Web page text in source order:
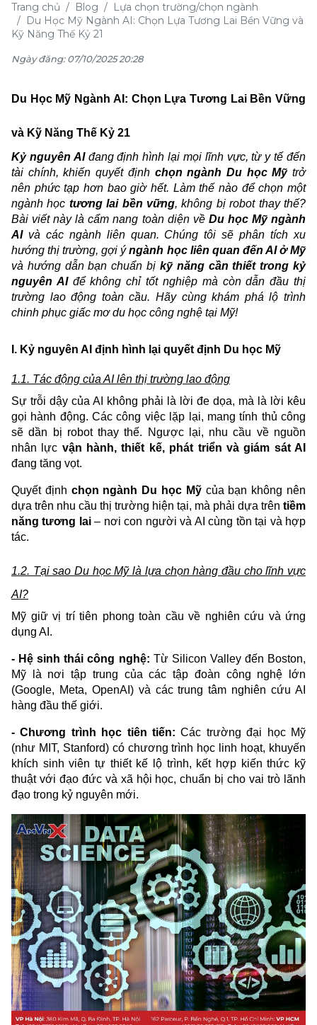
Trang chủ Blog
Lựa chọn trường/chọn ngành
Du Học Mỹ Ngành AI: Chọn Lựa Tương Lai Bền Vững và
Kỹ Năng Thế Kỷ 21
Ngày đăng: 07/10/2025 20:28
Du Học Mỹ Ngành AI: Chọn Lựa Tương Lai Bền Vững
và Kỹ Năng Thế Kỷ 21
Kỷ nguyên AIđang định hình lại mọi lĩnh vực, từ y tế đến
tài chính, khiến quyết định chọn ngành Du học Mỹtrở
nên phức tạp hơn bao giờ hết. Làm thế nào để chọn một
ngành học tương lai bền vững, không bị robot thay thế?
Bài viết này là cẩm nang toàn diện về Du học Mỹ ngành
AIvà các ngành liên quan. Chúng tôi sẽ phân tích xu
hướng thị trường, gợi ýngành học liên quan đến AI ở Mỹ
và hướng dẫn bạn chuẩn bị kỹ năng cần thiết trong kỷ
nguyên AIđể không chỉ tốt nghiệp mà còn dẫn đầu thị
trường lao động toàn cầu. Hãy cùng khám phá lộ trình
chinh phục giấc mơ du học công nghệ tại Mỹ!
I. Kỷ nguyên AI định hình lại quyết định Du học Mỹ
1.1. Tác động của AI lên thị trường lao động
Sự trỗi dậy của AI không phải là lời đe dọa, mà là lời kêu
gọi hành động. Các công việc lặp lại, mang tính thủ công
sẽ dần bị robot thay thế. Ngược lại, nhu cầu về nguồn
nhân lực vận hành, thiết kế, phát triển và giám sát AI
đang tăng vọt.
Quyết định chọn ngành Du học Mỹcủa bạn không nên
dựa trên nhu cầu thị trường hiện tại, mà phải dựa trên tiềm
năng tương lai– nơi con người và AI cùng tồn tại và hợp
tác.
1.2. Tại sao Du học Mỹ là lựa chọn hàng đầu cho lĩnh vực
AI?
Mỹ giữ vị trí tiên phong toàn cầu về nghiên cứu và ứng
dụng AI.
- Hệ sinh thái công nghệ: Từ Silicon Valley đến Boston,
Mỹ là nơi tập trung của các tập đoàn công nghệ lớn
(Google, Meta, OpenAI) và các trung tâm nghiên cứu AI
hàng đầu thế giới.
- Chương trình học tiên tiến: Các trường đại học Mỹ
(như MIT, Stanford) có chương trình học linh hoạt, khuyến
khích sinh viên tự thiết kế lộ trình, kết hợp kiến thức kỹ
thuật với đạo đức và xã hội học, chuẩn bị cho vai trò lãnh
đạo trong kỷ nguyên mới.